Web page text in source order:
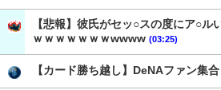
【悲報】彼氏がセッ○スの度にア○ル
ｗｗｗｗｗｗｗwwww (03:25)
【カード勝ち越し】DeNAファン集